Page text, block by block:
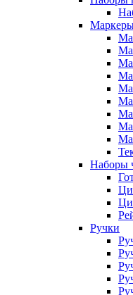
Наборы
Ручки